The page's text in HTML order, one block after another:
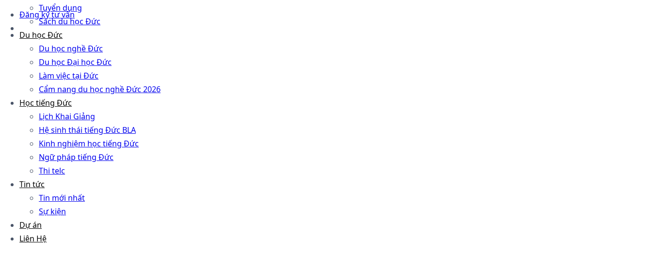
Đăng ký tư vấn
Tuyển dụng
Sách du học Đức
Du học Đức
Du học nghề Đức
Du học Đại học Đức
Làm việc tại Đức
Cẩm nang du học nghề Đức 2026
Học tiếng Đức
Lịch Khai Giảng
Hệ sinh thái tiếng Đức BLA
Kinh nghiệm học tiếng Đức
Ngữ pháp tiếng Đức
Thi telc
Tin tức
Tin mới nhất
Sự kiện
Dự án
Liên Hệ